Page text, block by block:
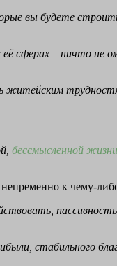
вы будете
сферах – ничто не
житейским
бессмысленной жизни
к чему-
стабильного